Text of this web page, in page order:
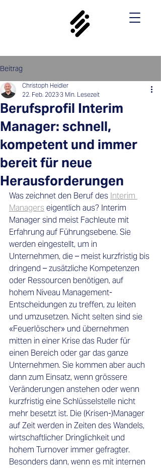
Beitrag
Berufsprofil Interim
Manager: schnell,
kompetent und immer
bereit für neue
Herausforderungen
Christoph Heidler
22. Feb. 2023 3 Min. Lesezeit
Was zeichnet den Beruf des Interim
Managers eigentlich aus? Interim
Manager sind meist Fachleute mit
Erfahrung auf Führungsebene. Sie
werden eingestellt, um in
Unternehmen, die – meist kurzfristig bis
dringend – zusätzliche Kompetenzen
oder Ressourcen benötigen, auf
hohem Niveau Management-
Entscheidungen zu treffen, zu leiten
und umzusetzen. Nicht selten sind sie
«Feuerlöscher» und übernehmen
mitten in einer Krise das Ruder für
einen Bereich oder gar das ganze
Unternehmen. Sie kommen aber auch
dann zum Einsatz, wenn grössere
Veränderungen anstehen oder wenn
kurzfristig eine Schlüsselstelle nicht
mehr besetzt ist. Die (Krisen-)Manager
auf Zeit werden in Zeiten des Wandels,
wirtschaftlicher Dringlichkeit und
hohem Turnover immer gefragter.
Besonders dann, wenn es mit internen